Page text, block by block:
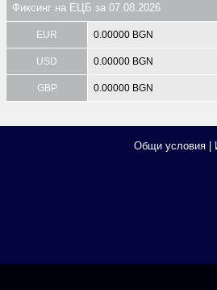
Фиксинг на ЕЦБ за 07.08.2026
EUR 0.00000 BGN
USD 0.00000 BGN
GBP 0.00000 BGN
Общи условия|